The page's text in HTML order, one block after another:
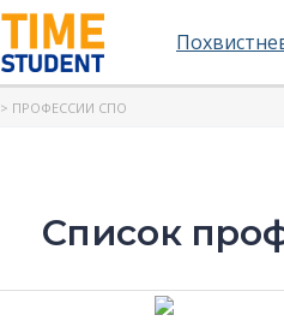
> ПРОФЕССИИ СПО
Список